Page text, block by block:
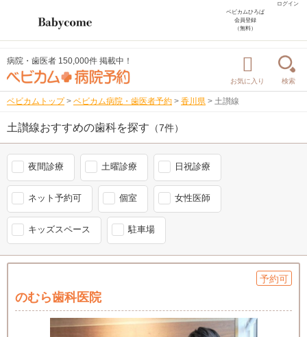
ログイン
ベビカムひろば
会員登録
（無料）
病院・歯医者 150,000件 掲載中！
お気に入り 検索
ベビカムトップ > ベビカム病院・歯医者予約 > 香川県 > 土讃線
土讃線おすすめの歯科を探す （7件）
夜間診療 土曜診療 日祝診療
ネット予約可 個室 女性医師
キッズスペース 駐車場
予約可
のむら歯科医院